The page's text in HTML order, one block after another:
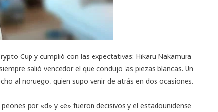
Cup y cumplió con las expectativas: Hikaru Nakamura
salió vencedor el que condujo las piezas blancas. Un
al noruego, quien supo venir de atrás en dos ocasiones.
por «d» y «e» fueron decisivos y el estadounidense